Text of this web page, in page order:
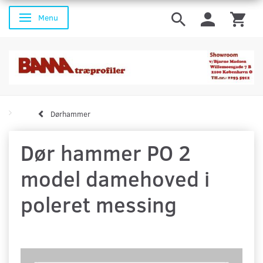
Skifte navigation
Menu
Dørhammer
Dør hammer PO 2
model damehoved i
poleret messing